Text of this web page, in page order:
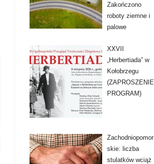
Zakończono
roboty ziemne i
palowe
XXVII
„Herbertiada” w
Kołobrzegu
(ZAPROSZENIE,
PROGRAM)
Zachodniopomor
skie: liczba
stulatków wciąż